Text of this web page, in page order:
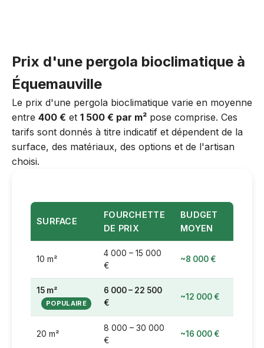
Prix d'une pergola bioclimatique à
Équemauville
Le prix d'une pergola bioclimatique varie en moyenne
entre 400 € et 1 500 € par m² pose comprise. Ces
tarifs sont donnés à titre indicatif et dépendent de la
surface, des matériaux, des options et de l'artisan
choisi.
SURFACE
FOURCHETTE
DE PRIX
BUDGET
MOYEN
10 m²
4 000 – 15 000
€
~8 000 €
15 m²
6 000 – 22 500
€
~12 000 €
20 m²
8 000 – 30 000
€
~16 000 €